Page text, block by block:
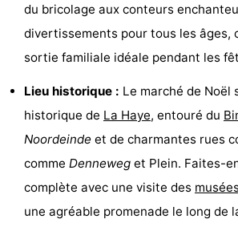
vélo
Randonnée
Terrains
golf
Surfen
Peche
Sportive
Equitation
Boire
Événements
du bricolage aux conteurs
divertissements pour tous les âges,
sortie familiale idéale pendant les
Lieu historique : Le marché de
historique de La Haye, entouré du
Noordeinde et de charmantes rues
comme Denneweg et Plein. Faites-
complète avec une visite des
une agréable promenade le long de